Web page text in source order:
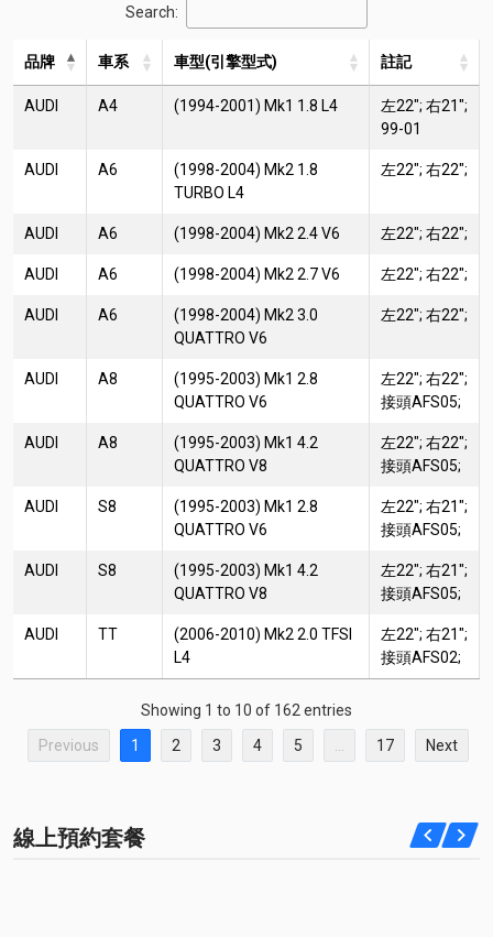
Search:
品牌 車系 車型(引擎型式) 註記
AUDI A4 (1994-2001) Mk1 1.8 L4
左22"; 右21";
99-01
AUDI A6
(1998-2004) Mk2 1.8
TURBO L4
左22"; 右22";
AUDI A6 (1998-2004) Mk2 2.4 V6 左22"; 右22";
AUDI A6 (1998-2004) Mk2 2.7 V6 左22"; 右22";
AUDI A6
(1998-2004) Mk2 3.0
QUATTRO V6
左22"; 右22";
AUDI A8
(1995-2003) Mk1 2.8
QUATTRO V6
左22"; 右22";
接頭AFS05;
AUDI A8
(1995-2003) Mk1 4.2
QUATTRO V8
左22"; 右22";
接頭AFS05;
AUDI S8
(1995-2003) Mk1 2.8
QUATTRO V6
左22"; 右21";
接頭AFS05;
AUDI S8
(1995-2003) Mk1 4.2
QUATTRO V8
左22"; 右21";
接頭AFS05;
AUDI TT
(2006-2010) Mk2 2.0 TFSI
L4
左22"; 右21";
接頭AFS02;
Showing 1 to 10 of 162 entries
Previous 1 2 3 4 5 17 Next
線上預約套餐